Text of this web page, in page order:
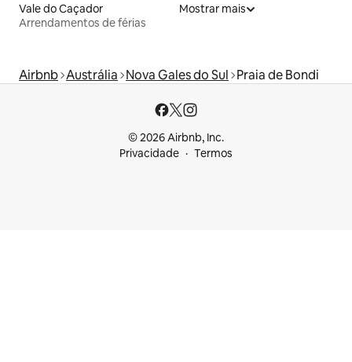
Vale do Caçador
Arrendamentos de férias
Mostrar mais
Airbnb Austrália Nova Gales do Sul Praia de Bondi
© 2026 Airbnb, Inc.
Privacidade
Termos